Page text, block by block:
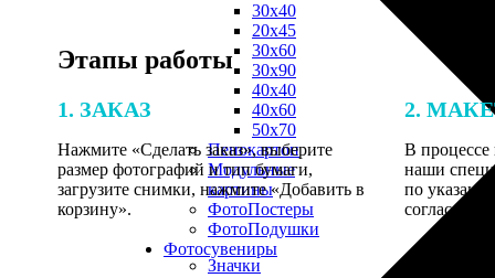
30х40
20х45
30х60
30х90
40х40
40х60
50х70
Пенокартон
Модульные
картины
ФотоПостеры
ФотоПодушки
Фотоcувениры
Значки
Этапы работы
1. ЗАКАЗ
Нажмите «Сделать заказ», выберите
размер фотографий и тип бумаги,
загрузите снимки, нажмите «Добавить в
корзину».
2.
В процессе
наши
по